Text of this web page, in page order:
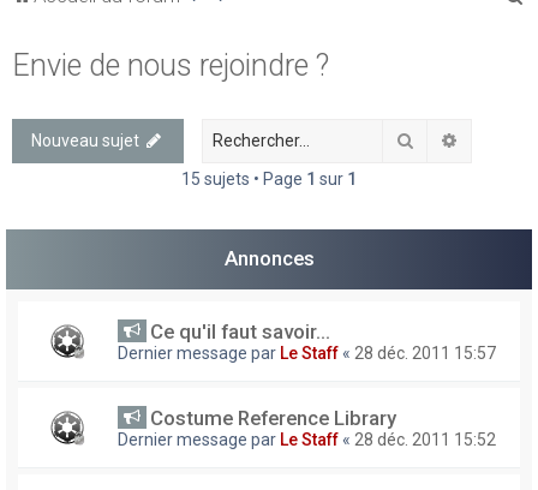
h
r
Envie de nous rejoindre ?
Nouveau sujet Rechercher
15 sujets • Page 1 sur 1
Annonces
Ce qu'il faut savoir...
Dernier message par Le Staff « 28 déc. 2011 15:57
Costume Reference Library
Dernier message par Le Staff « 28 déc. 2011 15:52